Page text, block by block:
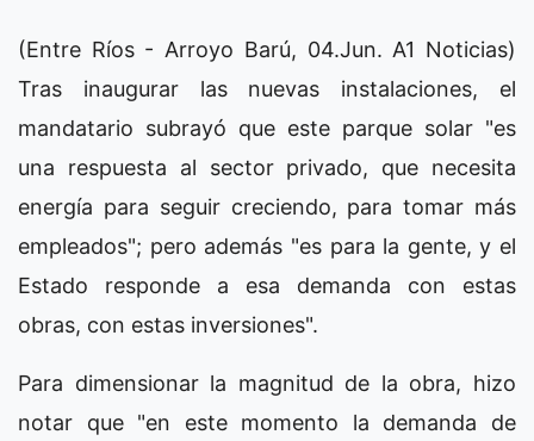
(Entre Ríos - Arroyo Barú, 04.Jun. A1 Noticias)
Tras inaugurar las nuevas instalaciones, el
mandatario subrayó que este parque solar "es
una respuesta al sector privado, que necesita
energía para seguir creciendo, para tomar más
empleados"; pero además "es para la gente, y el
Estado responde a esa demanda con estas
obras, con estas inversiones".
Para dimensionar la magnitud de la obra, hizo
notar que "en este momento la demanda de